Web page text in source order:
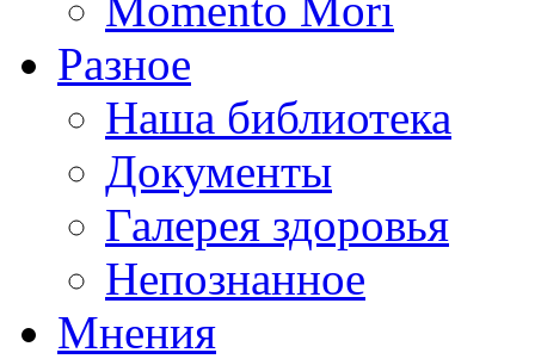
Разное
Наша библиотека
Документы
Галерея здоровья
Непознанное
Мнения